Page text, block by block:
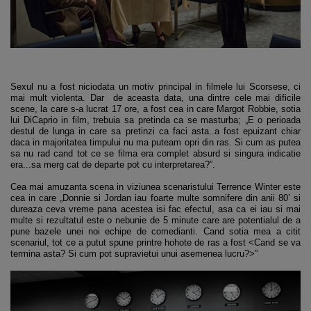
Sexul nu a fost niciodata un motiv principal in filmele lui Scorsese, ci
mai mult violenta. Dar de aceasta data, una dintre cele mai dificile
scene, la care s-a lucrat 17 ore, a fost cea in care Margot Robbie, sotia
lui DiCaprio in film, trebuia sa pretinda ca se masturba; „E o perioada
destul de lunga in care sa pretinzi ca faci asta..a fost epuizant chiar
daca in majoritatea timpului nu ma puteam opri din ras. Si cum as putea
sa nu rad cand tot ce se filma era complet absurd si singura indicatie
era...sa merg cat de departe pot cu interpretarea?”.
Cea mai amuzanta scena in viziunea scenaristului Terrence Winter este
cea in care „Donnie si Jordan iau foarte multe somnifere din anii 80’ si
dureaza ceva vreme pana acestea isi fac efectul, asa ca ei iau si mai
multe si rezultatul este o nebunie de 5 minute care are potentialul de a
pune bazele unei noi echipe de comedianti. Cand sotia mea a citit
scenariul, tot ce a putut spune printre hohote de ras a fost <Cand se va
termina asta? Si cum pot supravietui unui asemenea lucru?>”